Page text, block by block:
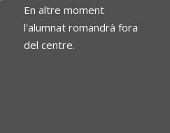
En altre moment
l'alumnat romandrà fora
del centre.